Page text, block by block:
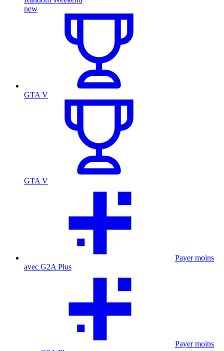
new
GTA V
GTA V
Payer moins
avec G2A Plus
Payer moins